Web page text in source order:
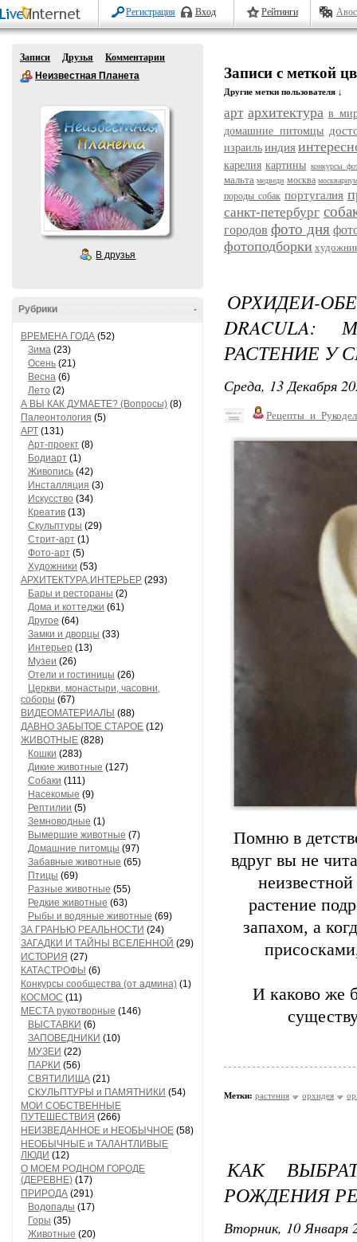
Регистрация Вход Рейтинги
Записи Друзья
Комментарии
Неизвестная Планета
В друзья
-
Рубрики
ВРЕМЕНА ГОДА (52)
Зима (23)
Осень (21)
Весна (6)
Лето (2)
А ВЫ КАК ДУМАЕТЕ? (Вопросы) (8)
Палеонтология (5)
АРТ (131)
Арт-проект (8)
Бодиарт (1)
Живопись (42)
Инсталляция (3)
Искусство (34)
Креатив (13)
Скульптуры (29)
Стрит-арт (1)
Фото-арт (5)
Художники (53)
АРХИТЕКТУРА,ИНТЕРЬЕР (293)
Бары и рестораны (2)
Дома и коттеджи (61)
Другое (64)
Замки и дворцы (33)
Интерьер (13)
Музеи (26)
Отели и гостиницы (26)
Церкви, монастыри, часовни,
соборы (67)
ВИДЕОМАТЕРИАЛЫ (88)
ДАВНО ЗАБЫТОЕ СТАРОЕ (12)
ЖИВОТНЫЕ (828)
Кошки (283)
Дикие животные (127)
Собаки (111)
Насекомые (9)
Рептилии (5)
Земноводные (1)
Вымершие животные (7)
Домашние питомцы (97)
Забавные животные (65)
Птицы (69)
Разные животные (55)
Редкие животные (63)
Рыбы и водяные животные (69)
ЗА ГРАНЬЮ РЕАЛЬНОСТИ (24)
ЗАГАДКИ И ТАЙНЫ ВСЕЛЕННОЙ (29)
ИСТОРИЯ (27)
КАТАСТРОФЫ (6)
Конкурсы сообщества (от админа) (1)
КОСМОС (11)
МЕСТА рукотворные (146)
ВЫСТАВКИ (6)
ЗАПОВЕДНИКИ (10)
МУЗЕИ (22)
ПАРКИ (56)
СВЯТИЛИЩА (21)
СКУЛЬПТУРЫ и ПАМЯТНИКИ (54)
МОИ СОБСТВЕННЫЕ
ПУТЕШЕСТВИЯ (266)
НЕИЗВЕДАННОЕ и НЕОБЫЧНОЕ (58)
НЕОБЫЧНЫЕ и ТАЛАНТЛИВЫЕ
ЛЮДИ (12)
О МОЕМ РОДНОМ ГОРОДЕ
(ДЕРЕВНЕ) (17)
ПРИРОДА (291)
Водопады (17)
Горы (35)
Животные (20)
Записи с меткой
Другие метки пользователя ↓
арт архитектура в
домашние питомцы
израиль индия
карелия картины конкурсы
мальта медведи москва
породы собак португалия
санкт-петербург
городов фото дня
фотоподборки
ОРХИДЕИ-
РАСТЕНИЕ У
Среда, 13 Декабря
Помню в
вдруг вы не
растение
запахом, а
И каково же
Метки: растения орхидея
КАК
РОЖДЕНИЯ
Вторник, 10 Января